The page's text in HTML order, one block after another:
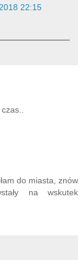
22:15
do miasta, znów
na wskutek